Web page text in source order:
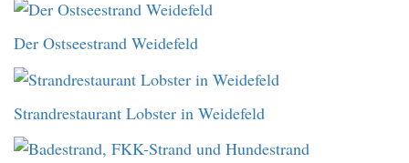
Der Ostseestrand Weidefeld
Strandrestaurant Lobster in Weidefeld